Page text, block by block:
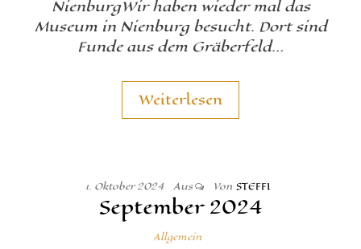
NienburgWir haben wieder mal das
Museum in Nienburg besucht. Dort sind
Funde aus dem Gräberfeld…
Weiterlesen
1. Oktober 2024 Aus Von STEFFI
September 2024
Allgemein